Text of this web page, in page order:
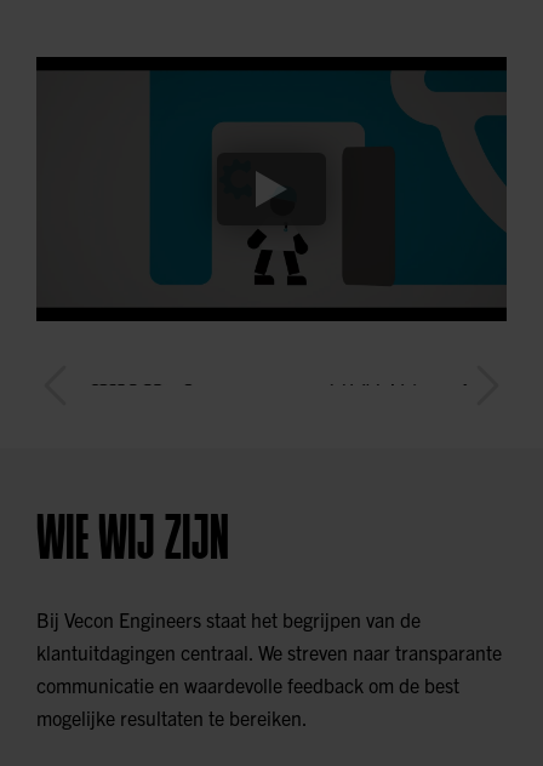
WIE WIJ ZIJN
Bij Vecon Engineers staat het begrijpen van de
klantuitdagingen centraal. We streven naar transparante
communicatie en waardevolle feedback om de best
mogelijke resultaten te bereiken.